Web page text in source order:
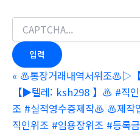
« ♨️통장거래내역서위조♨️▷
【▶텔레: ksh298 】♨️ #직인
조 #실적영수증제작♨️ ♨️제작
직인위조 #임용장위조 #등록